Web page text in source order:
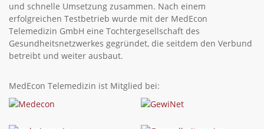
und schnelle Umsetzung zusammen. Nach einem
erfolgreichen Testbetrieb wurde mit der MedEcon
Telemedizin GmbH eine Tochtergesellschaft des
Gesundheitsnetzwerkes gegründet, die seitdem den Verbund
betreibt und weiter ausbaut.
MedEcon Telemedizin ist Mitglied bei: